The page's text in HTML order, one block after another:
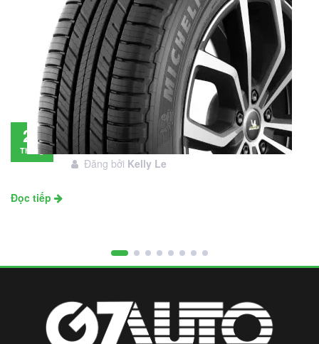
28
Tháng
Đánh giá lốp Michelin Primacy SUV: Đáng
đầu tư không?
Đăng bởi Kelly Le
Đọc tiếp